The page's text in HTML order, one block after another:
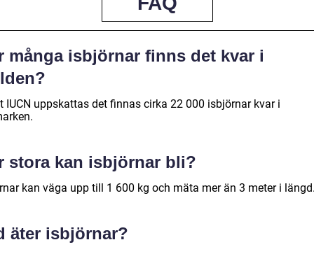
många isbjörnar finns det kvar i
IUCN uppskattas det finnas cirka 22 000 isbjörnar kvar i
stora kan isbjörnar bli?
kan väga upp till 1 600 kg och mäta mer än 3 meter i
äter isbjörnar?